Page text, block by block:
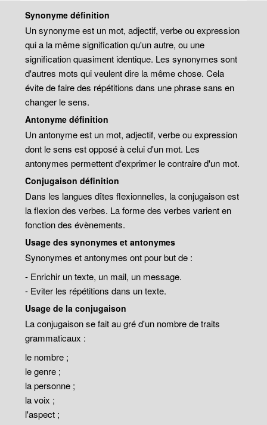
Synonyme définition
Un synonyme est un mot, adjectif, verbe ou expression
qui a la même signification qu'un autre, ou une
signification quasiment identique. Les synonymes sont
d'autres mots qui veulent dire la même chose. Cela
évite de faire des répétitions dans une phrase sans en
changer le sens.
Antonyme définition
Un antonyme est un mot, adjectif, verbe ou expression
dont le sens est opposé à celui d'un mot. Les
antonymes permettent d'exprimer le contraire d'un mot.
Conjugaison définition
Dans les langues dîtes flexionnelles, la conjugaison est
la flexion des verbes. La forme des verbes varient en
fonction des évènements.
Usage des synonymes et antonymes
Synonymes et antonymes ont pour but de :
- Enrichir un texte, un mail, un message.
- Eviter les répétitions dans un texte.
Usage de la conjugaison
La conjugaison se fait au gré d'un nombre de traits
grammaticaux :
le nombre ;
le genre ;
la personne ;
la voix ;
l'aspect ;